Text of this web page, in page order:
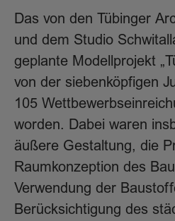
Das von den Tübinger
und dem Studio
geplante Modellprojekt
von der siebenköpfigen
105
worden. Dabei waren
äußere Gestaltung, die
Raumkonzeption des
Verwendung der
Berücksichtigung des